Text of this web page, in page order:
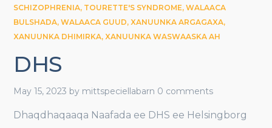
SCHIZOPHRENIA, TOURETTE'S SYNDROME,WALAACA
BULSHADA,WALAACA GUUD,XANUUNKA ARGAGAXA,
XANUUNKA DHIMIRKA,XANUUNKA WASWAASKA AH
DHS
May 15, 2023 by mittspeciellabarn 0 comments
Dhaqdhaqaaqa Naafada ee DHS ee Helsingborg